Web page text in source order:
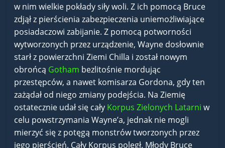
w nim wielkie pokłady siły woli. Z ich pomocą Bruce
zdjął z pierścienia zabezpieczenia uniemożliwiające
posiadaczowi zabijanie. Z pomocą potworności
wytworzonych przez urządzenie, Wayne dosłownie
starł z powierzchni Ziemi Chilla i został nowym
obrońcą Gotham bezlitośnie mordując
przestępców, a nawet komisarza Gordona, gdy ten
zażądał od niego zmiany podejścia. Na Ziemię
ostatecznie udał się cały Korpus Zielonych Latarni w
celu powstrzymania Wayne’a, jednak nie mogli
mierzyć się z potęgą monstrów tworzonych przez
jego pierścień. Cały Korpus poległ. Młody Bruce